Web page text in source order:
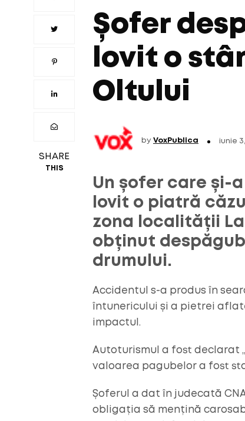
SHARE
THIS
Șofer
lovit o
Oltului
by VoxPublica iunie
Un șofer care și-
lovit o piatră
zona localității
obținut
drumului.
Accidentul s-a produs în
întunericului și a pietrei
impactul.
Autoturismul a fost declarat
valoarea pagubelor a fost
Șoferul a dat în judecată
obligația să mențină